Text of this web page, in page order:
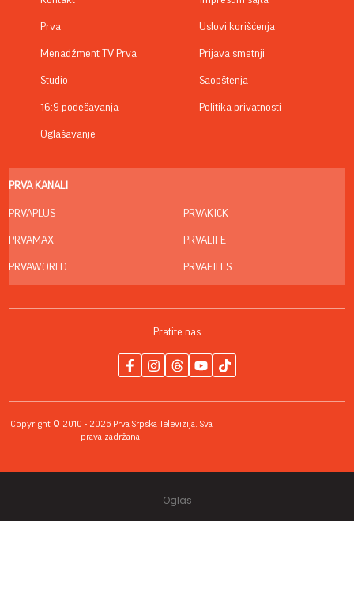
Prva
Menadžment TV Prva
Studio
16:9 podešavanja
Oglašavanje
Uslovi korišćenja
Prijava smetnji
Saopštenja
Politika privatnosti
PRVA KANALI
PRVAPLUS
PRVAMAX
PRVAWORLD
PRVAKICK
PRVALIFE
PRVAFILES
Pratite nas
Copyright © 2010 - 2026 Prva Srpska Televizija. Sva
prava zadržana.